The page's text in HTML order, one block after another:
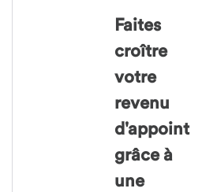
Faites
croître
votre
revenu
d'appoint
grâce à
une